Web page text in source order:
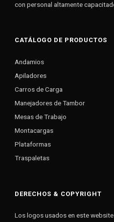
con personal altamente
CATÁLOGO DE PRODUCTOS
Andamios
Apiladores
Carros de Carga
Manejadores de Tambor
Mesas de Trabajo
Montacargas
Plataformas
Traspaletas
DERECHOS & COPYRIGHT
Los logos usados en este